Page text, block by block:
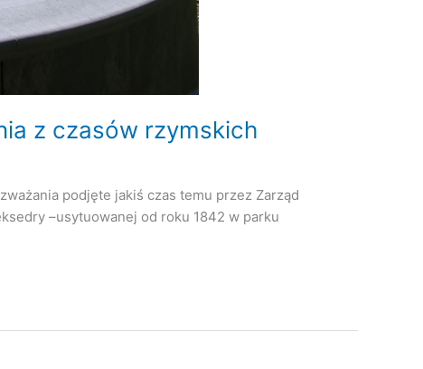
z czasów rzymskich
podjęte jakiś czas temu przez Zarząd
–usytuowanej od roku 1842 w parku